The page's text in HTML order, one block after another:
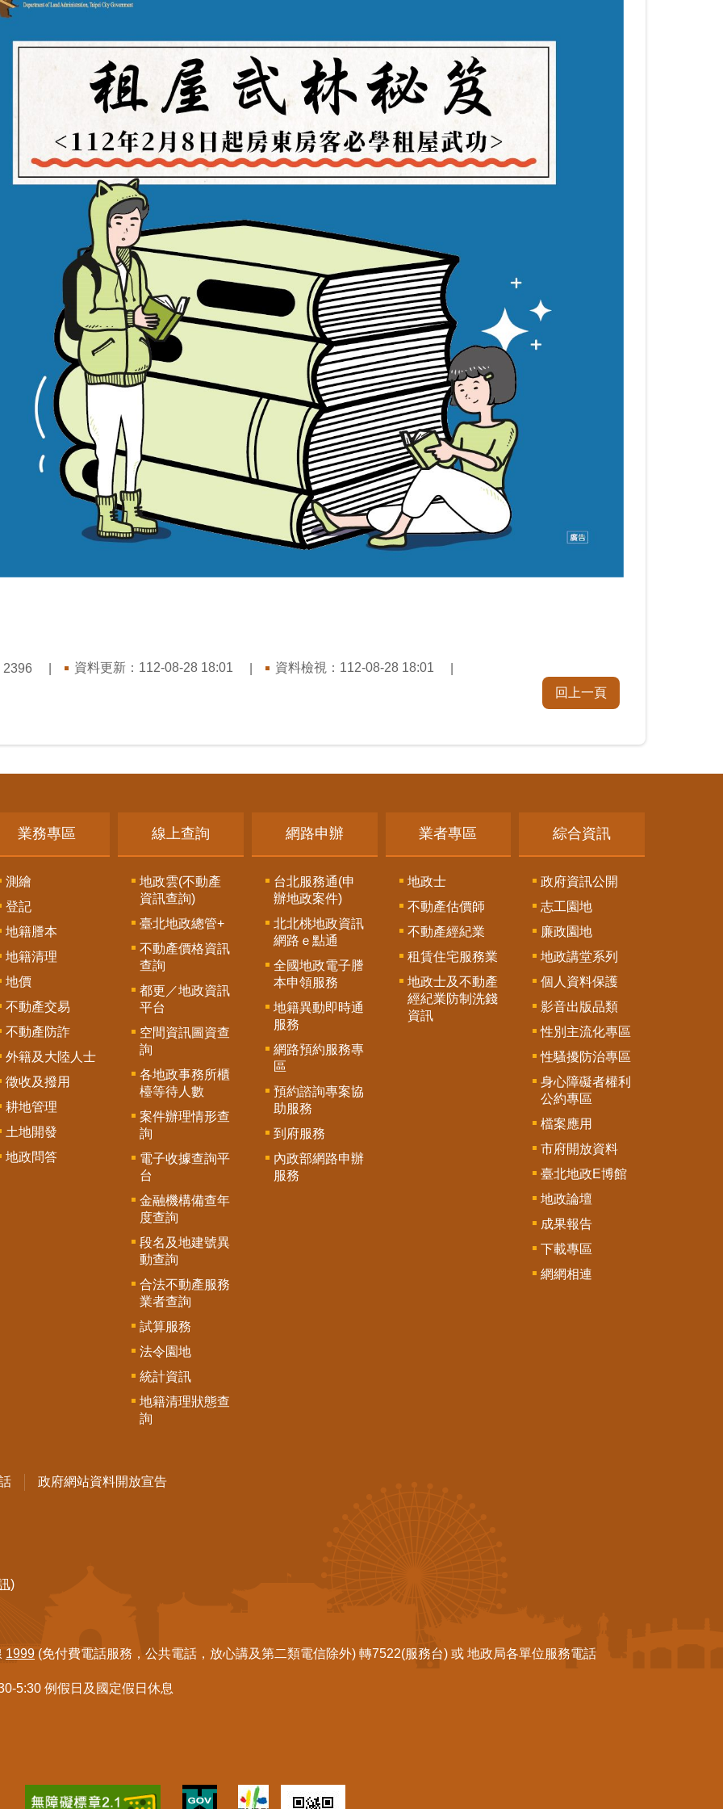
2396 資料更新： 112-08-28 18:01 資料檢視： 112-08-28 18:01
回上一頁
業務專區
測繪
登記
地籍謄本
地籍清理
地價
不動產交易
不動產防詐
外籍及大陸人士
徵收及撥用
耕地管理
土地開發
地政問答
線上查詢
地政雲(不動產
資訊查詢)
臺北地政總管+
不動產價格資訊
查詢
都更／地政資訊
平台
空間資訊圖資查
詢
各地政事務所櫃
檯等待人數
案件辦理情形查
詢
電子收據查詢平
台
金融機構備查年
度查詢
段名及地建號異
動查詢
合法不動產服務
業者查詢
試算服務
法令園地
統計資訊
地籍清理狀態查
詢
網路申辦
台北服務通(申
辦地政案件)
北北桃地政資訊
網路ｅ點通
全國地政電子謄
本申領服務
地籍異動即時通
服務
網路預約服務專
區
預約諮詢專案協
助服務
到府服務
內政部網路申辦
服務
業者專區
地政士
不動產估價師
不動產經紀業
租賃住宅服務業
地政士及不動產
經紀業防制洗錢
資訊
綜合資訊
政府資訊公開
志工園地
廉政園地
地政講堂系列
個人資料保護
影音出版品類
性別主流化專區
性騷擾防治專區
身心障礙者權利
公約專區
檔案應用
市府開放資料
臺北地政E博館
地政論壇
成果報告
下載專區
網網相連
政府網站資料開放宣告
)
1999 (免付費電話服務，公共電話，放心講及第二類電信除外) 轉7522(服務台) 或 地政局各單位服務電話
5:30 例假日及國定假日休息